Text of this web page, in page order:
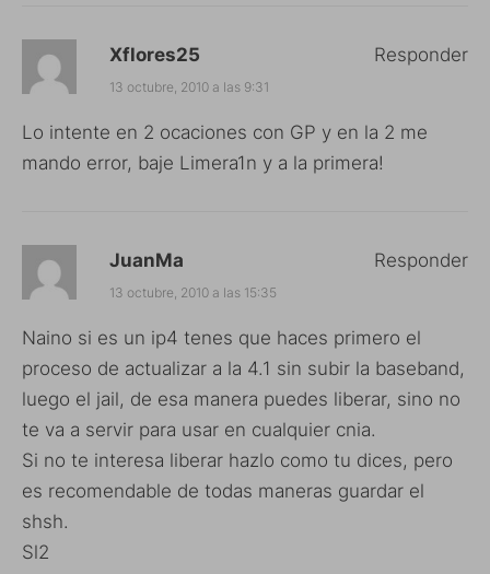
Xflores25
13 octubre, 2010 a las 9:31
Lo intente en 2 ocaciones con GP y en la 2 me
mando error, baje Limera1n y a la primera!
Responder
JuanMa
13 octubre, 2010 a las 15:35
Naino si es un ip4 tenes que haces primero el
proceso de actualizar a la 4.1 sin subir la baseband,
luego el jail, de esa manera puedes liberar, sino no
te va a servir para usar en cualquier cnia.
Si no te interesa liberar hazlo como tu dices, pero
es recomendable de todas maneras guardar el
shsh.
Sl2
Responder